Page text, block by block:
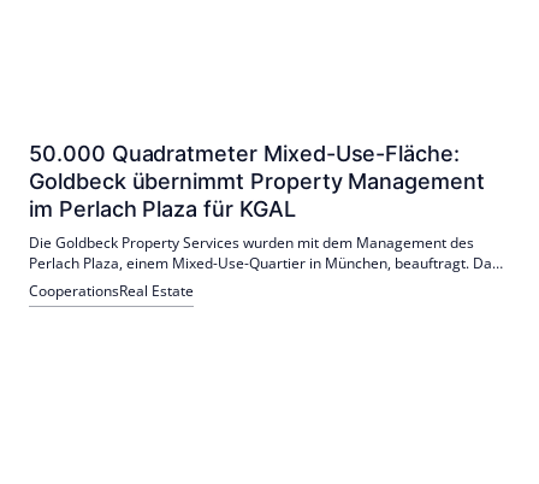
50.000 Quadratmeter Mixed-Use-Fläche:
Goldbeck übernimmt Property Management
im Perlach Plaza für KGAL
Die Goldbeck Property Services wurden mit dem Management des
Perlach Plaza, einem Mixed-Use-Quartier in München, beauftragt. Das
Projekt umfasst 50.000 Quadratmeter und beinhaltet verschiedene
Gewerbeeinheiten, Apartmenthäuser und eine Parkanlage.
CooperationsReal Estate